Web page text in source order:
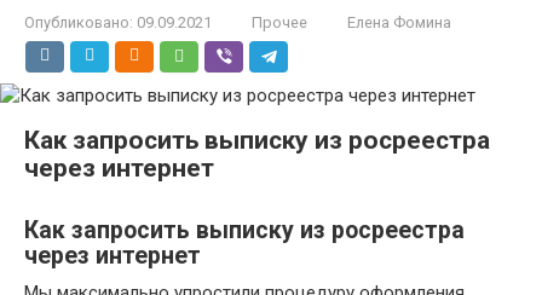
Опубликовано: 09.09.2021 Прочее Елена Фомина
Как запросить выписку из росреестра
через интернет
Как запросить выписку из росреестра
через интернет